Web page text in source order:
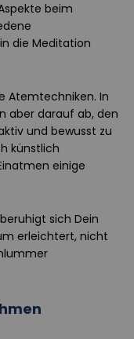
beim
die Meditation
Atemtechniken. In
aber darauf ab, den
und bewusst zu
künstlich
einige
sich Dein
erleichtert, nicht